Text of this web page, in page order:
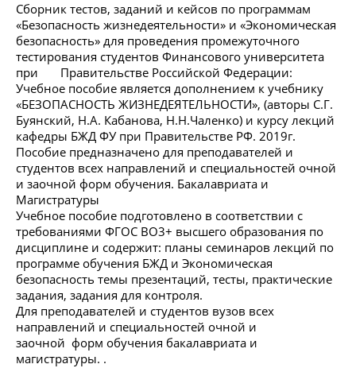
Сборник тестов, заданий и кейсов по программам
«Безопасность жизнедеятельности» и «Экономическая
безопасность» для проведения промежуточного
тестирования студентов Финансового университета
при Правительстве Российской Федерации:
Учебное пособие является дополнением к учебнику
«БЕЗОПАСНОСТЬ ЖИЗНЕДЕЯТЕЛЬНОСТИ», (авторы С.Г.
Буянский, Н.А. Кабанова, Н.Н.Чаленко) и курсу лекций
кафедры БЖД ФУ при Правительстве РФ. 2019г.
Пособие предназначено для преподавателей и
студентов всех направлений и специальностей очной
и заочной форм обучения. Бакалавриата и
Магистратуры
Учебное пособие подготовлено в соответствии с
требованиями ФГОС ВО3+ высшего образования по
дисциплине и содержит: планы семинаров лекций по
программе обучения БЖД и Экономическая
безопасность темы презентаций, тесты, практические
задания, задания для контроля.
Для преподавателей и студентов вузов всех
направлений и специальностей очной и
заочной форм обучения бакалавриата и
магистратуры. .